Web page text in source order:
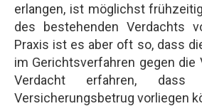
erlangen, ist möglichst
des bestehenden Verdachts
Praxis ist es aber oft so, dass
im Gerichtsverfahren gegen die
Verdacht erfahren,
Versicherungsbetrug vorliegen